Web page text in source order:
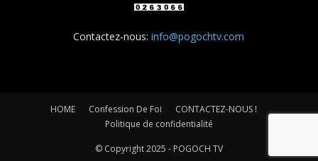
Contactez-nous:info@pogochtv.com
HOME Confession De Foi
CONTACTEZ-NOUS !
Politique de confidentialité
© Copyright 2025 - POGOCH TV